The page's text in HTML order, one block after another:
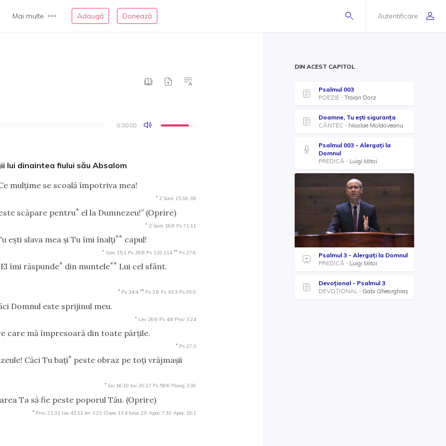
Autentificare
Mai multe Adaugă Donează
0:00:00
0:00:00
lui dinaintea fiului său Absalom
mulţime se scoală împotriva mea!
* 2 Sam 15:16-18
scăpare pentru* el la Dumnezeu!” (Oprire)
* 2 Sam 16:8 Ps 71:11
eşti slava mea şi Tu îmi înalţi** capul!
* Gen 15:1 Ps 28:8 Ps 119:114 ** Ps 27:6
îmi răspunde* din muntele** Lui cel sfânt.
* Ps 34:4 ** Ps 2:6 Ps 43:3 Ps 99:9
Domnul este sprijinul meu.
* Lev 26:6 Ps 4:8 Prov 3:24
care mă împresoară din toate părţile.
* Ps 27:3
Căci Tu baţi* peste obraz pe toţi vrăjmaşii
* Iov 16:10 Iov 29:17 Ps 58:6 Plang 3:30
Ta să fie peste poporul Tău. (Oprire)
* Prov 21:31 Isa 43:11 Ier 3:23 Osea 13:4 Iona 2:9 Apoc 7:10 Apoc 19:1
DIN ACEST CAPITOL
Psalmul 003
POEZIE
Traian Dorz
Doamne, Tu ești siguranța
CÂNTEC
Nicolae Moldoveanu
Psalmul 003 - Alergați la
Domnul
PREDICĂ
Luigi Mitoi
Psalmul 3 - Alergați la Domnul
PREDICĂ
Luigi Mitoi
Devoțional - Psalmul 3
DEVOȚIONAL
Gabi Gheorghiaș